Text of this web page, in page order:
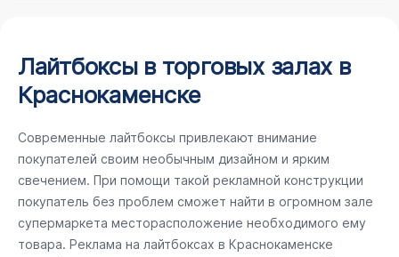
Лайтбоксы в торговых залах в
Краснокаменске
Современные лайтбоксы привлекают внимание
покупателей своим необычным дизайном и ярким
свечением. При помощи такой рекламной конструкции
покупатель без проблем сможет найти в огромном зале
супермаркета месторасположение необходимого ему
товара. Реклама на лайтбоксах в Краснокаменске